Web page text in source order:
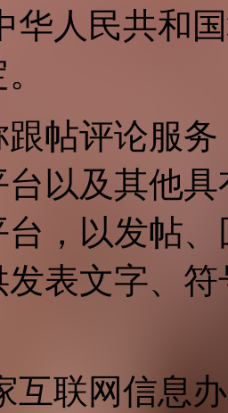
华人民共和
帖评论服
以及其他
，以发帖
发表文字、
互联网信息